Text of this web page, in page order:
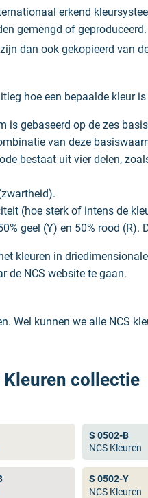
erkend
gemengd of
dan ook gekopieerd van
hoe een bepaalde kleur
is gebaseerd op de zes
van deze
bestaat uit vier delen,
(hoe sterk of intens de
geel (Y) en 50% rood
kleuren in
de NCS website te gaan.
Wel kunnen we alle NCS
originele kleurpasta’s
en merken. Beide
is RAL 9010? Het antwoord
Kleuren collectie
S 0502-B
NCS Kleuren
S 0502-Y
NCS Kleuren